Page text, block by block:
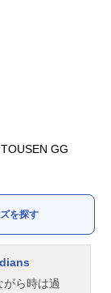
GG
を探す
がら時は過